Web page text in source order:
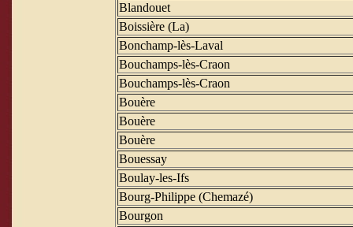
Blandouet
Boissière (La)
Bonchamp-lès-Laval
Bouchamps-lès-Craon
Bouchamps-lès-Craon
Bouère
Bouère
Bouère
Bouessay
Boulay-les-Ifs
Bourg-Philippe (Chemazé)
Bourgon